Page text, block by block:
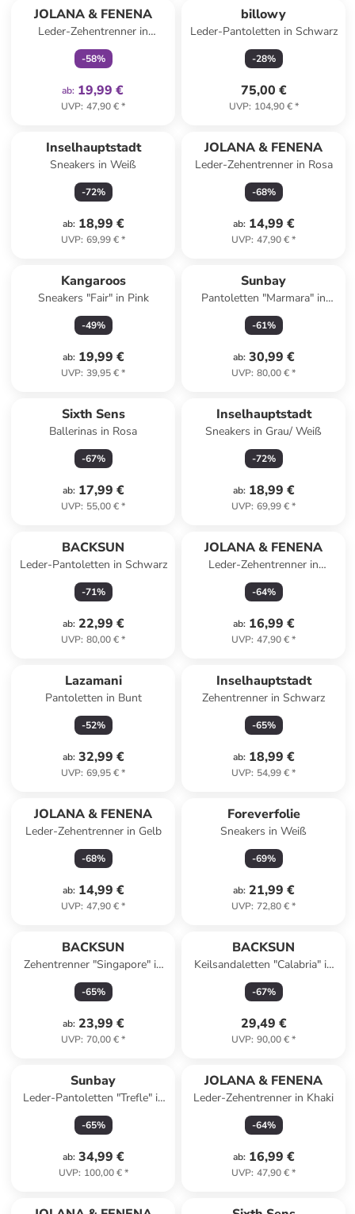
JOLANA & FENENA
Leder-Zehentrenner in
Hellbraun
-58%
ab: 19,99 €
UVP: 47,90 €*
billowy
Leder-Pantoletten in Schwarz
-28%
75,00 €
UVP: 104,90 €*
Inselhauptstadt
Sneakers in Weiß
-72%
ab: 18,99 €
UVP: 69,99 €*
JOLANA & FENENA
Leder-Zehentrenner in Rosa
-68%
ab: 14,99 €
UVP: 47,90 €*
Kangaroos
Sneakers "Fair" in Pink
-49%
ab: 19,99 €
UVP: 39,95 €*
Sunbay
Pantoletten "Marmara" in
Schwarz
-61%
ab: 30,99 €
UVP: 80,00 €*
Sixth Sens
Ballerinas in Rosa
-67%
ab: 17,99 €
UVP: 55,00 €*
Inselhauptstadt
Sneakers in Grau/ Weiß
-72%
ab: 18,99 €
UVP: 69,99 €*
BACKSUN
Leder-Pantoletten in Schwarz
-71%
ab: 22,99 €
UVP: 80,00 €*
JOLANA & FENENA
Leder-Zehentrenner in
Hellbraun
-64%
ab: 16,99 €
UVP: 47,90 €*
Lazamani
Pantoletten in Bunt
-52%
ab: 32,99 €
UVP: 69,95 €*
Inselhauptstadt
Zehentrenner in Schwarz
-65%
ab: 18,99 €
UVP: 54,99 €*
JOLANA & FENENA
Leder-Zehentrenner in Gelb
-68%
ab: 14,99 €
UVP: 47,90 €*
Foreverfolie
Sneakers in Weiß
-69%
ab: 21,99 €
UVP: 72,80 €*
BACKSUN
Zehentrenner "Singapore" in
Schwarz
-65%
ab: 23,99 €
UVP: 70,00 €*
BACKSUN
Keilsandaletten "Calabria" in
Schwarz
-67%
29,49 €
UVP: 90,00 €*
Sunbay
Leder-Pantoletten "Trefle" in
Grau
-65%
ab: 34,99 €
UVP: 100,00 €*
JOLANA & FENENA
Leder-Zehentrenner in Khaki
-64%
ab: 16,99 €
UVP: 47,90 €*